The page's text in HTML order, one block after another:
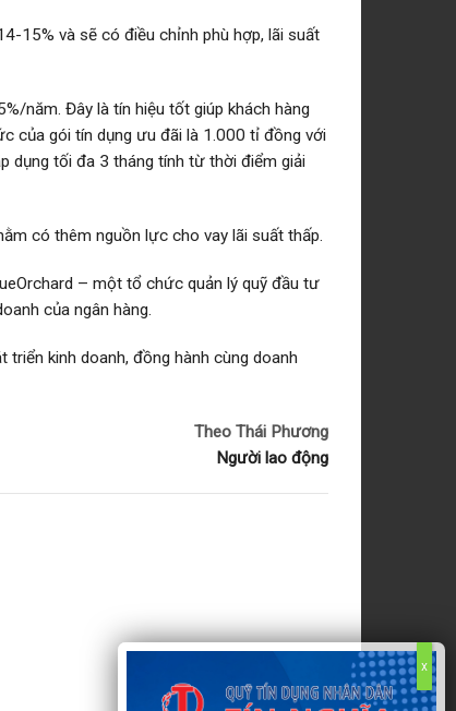
15% và sẽ có điều chỉnh phù hợp, lãi suất
năm. Đây là tín hiệu tốt giúp khách hàng
của gói tín dụng ưu đãi là 1.000 tỉ đồng với
dụng tối đa 3 tháng tính từ thời điểm giải
có thêm nguồn lực cho vay lãi suất thấp.
– một tổ chức quản lý quỹ đầu tư
của ngân hàng.
kinh doanh, đồng hành cùng doanh
Theo Thái Phương
Người lao động